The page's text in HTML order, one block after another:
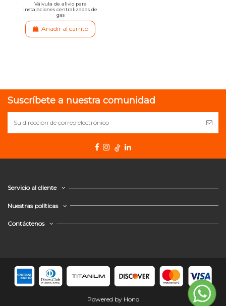
Válvula de alivio para
instalaciones centralizadas de
gas
Añadir al carrito
Suscríbete a nuestra comunidad
Servicio al cliente
Nuestras políticas
Contáctenos
Powered by Hono